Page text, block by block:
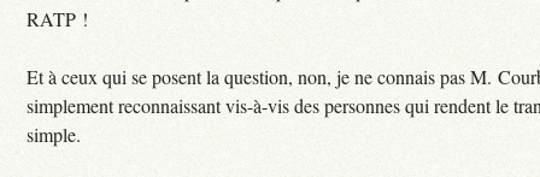
RATP !
Et à ceux qui se posent la question, non, je ne connais pas M.
simplement reconnaissant vis-à-vis des personnes qui rendent le
simple.